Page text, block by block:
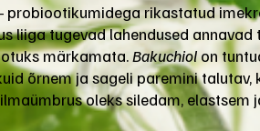
probiootikumidega rikastatud
liiga tugevad lahendused
märkamata.Bakuchiolon
õrnem ja sageli paremini talutav,
oleks siledam, elastsem